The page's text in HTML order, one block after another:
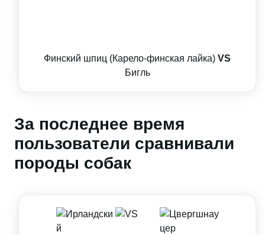
Финский шпиц (Карело-финская лайка) VS
Бигль
За последнее время
пользователи сравнивали
породы собак